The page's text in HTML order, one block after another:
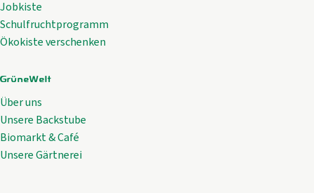
Jobkiste
Schulfruchtprogramm
Ökokiste verschenken
GrüneWelt
Über uns
Unsere Backstube
Biomarkt & Café
Unsere Gärtnerei